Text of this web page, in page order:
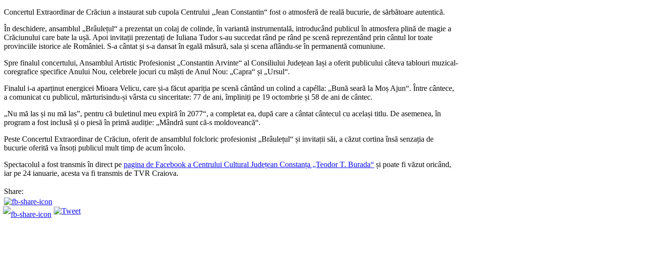
Concertul Extraordinar de Crăciun a instaurat sub cupola Centrului „Jean Constantin“ fost o atmosferă de reală bucurie, de sărbătoare autentică.
În deschidere, ansamblul „Brâulețul“ a prezentat un colaj de colinde, în variantă instrumentală, introducând publicul în atmosfera plină de magie a
Crăciunului care bate la ușă. Apoi invitații prezentați de Iuliana Tudor s-au succedat rând pe rând pe scenă reprezentând prin cântul lor toate
provinciile istorice ale României. S-a cântat și s-a dansat în egală măsură, sala și scena aflându-se în permanentă comuniune.
Spre finalul concertului, Ansamblul Artistic Profesionist „Constantin Arvinte“ al Consiliului Județean Iași a oferit publicului câteva tablouri muzical-
coregrafice specifice Anului Nou, celebrele jocuri cu măști de Anul Nou: „Capra“ și „Ursul“.
Finalul i-a aparținut energicei Mioara Velicu, care și-a făcut apariția pe scenă cântând un colind a capélla: „Bună seară la Moș Ajun“. Între cântece,
a comunicat cu publicul, mărturisindu-și vârsta cu sinceritate: 77 de ani, împliniți pe 19 octombrie și 58 de ani de cântec.
„Nu mă las și nu mă las”, pentru că buletinul meu expiră în 2077“, a completat ea, după care a cântat cântecul cu același titlu. De asemenea, în
program a fost inclusă și o piesă în primă audiție: „Mândră sunt că-s moldoveancă“.
Peste Concertul Extraordinar de Crăciun, oferit de ansamblul folcloric profesionist „Brâulețul“ și invitații săi, a căzut cortina însă senzația de
bucurie oferită va însoți publicul mult timp de acum încolo.
Spectacolul a fost transmis în direct pe pagina de Facebook a Centrului Cultural Județean Constanța „Teodor T. Burada“ și poate fi văzut oricând,
iar pe 24 ianuarie, acesta va fi transmis de TVR Craiova.
Share: